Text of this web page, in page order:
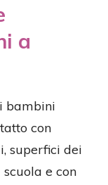
a
bambini
con
superfici dei
e con